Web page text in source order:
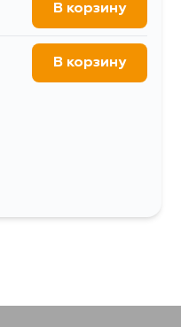
В корзину
В корзину